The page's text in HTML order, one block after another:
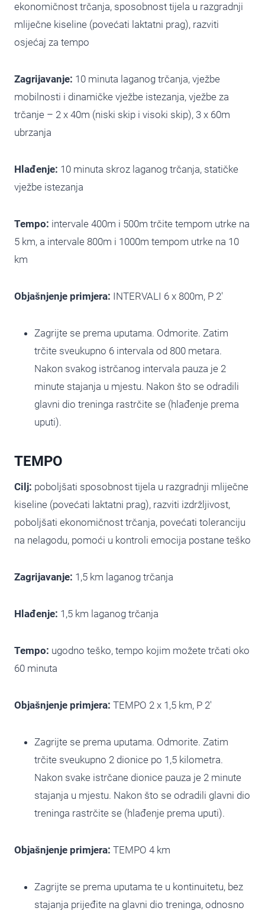
ekonomičnost trčanja, sposobnost tijela u razgradnji
mliječne kiseline (povećati laktatni prag), razviti
osjećaj za tempo
Zagrijavanje: 10 minuta laganog trčanja, vježbe
mobilnosti i dinamičke vježbe istezanja, vježbe za
trčanje – 2 x 40m (niski skip i visoki skip), 3 x 60m
ubrzanja
Hlađenje: 10 minuta skroz laganog trčanja, statičke
vježbe istezanja
Tempo: intervale 400m i 500m trčite tempom utrke na
5 km, a intervale 800m i 1000m tempom utrke na 10
km
Objašnjenje primjera: INTERVALI 6 x 800m, P 2′
Zagrijte se prema uputama. Odmorite. Zatim
trčite sveukupno 6 intervala od 800 metara.
Nakon svakog istrčanog intervala pauza je 2
minute stajanja u mjestu. Nakon što se odradili
glavni dio treninga rastrčite se (hlađenje prema
uputi).
TEMPO
Cilj: poboljšati sposobnost tijela u razgradnji mliječne
kiseline (povećati laktatni prag), razviti izdržljivost,
poboljšati ekonomičnost trčanja, povećati toleranciju
na nelagodu, pomoći u kontroli emocija postane teško
Zagrijavanje: 1,5 km laganog trčanja
Hlađenje: 1,5 km laganog trčanja
Tempo: ugodno teško, tempo kojim možete trčati oko
60 minuta
Objašnjenje primjera: TEMPO 2 x 1,5 km, P 2′
Zagrijte se prema uputama. Odmorite. Zatim
trčite sveukupno 2 dionice po 1,5 kilometra.
Nakon svake istrčane dionice pauza je 2 minute
stajanja u mjestu. Nakon što se odradili glavni dio
treninga rastrčite se (hlađenje prema uputi).
Objašnjenje primjera: TEMPO 4 km
Zagrijte se prema uputama te u kontinuitetu, bez
stajanja prijeđite na glavni dio treninga, odnosno